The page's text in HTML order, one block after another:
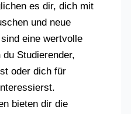
es dir, dich mit
und neue
eine wertvolle
Studierender,
oder dich für
bieten dir die